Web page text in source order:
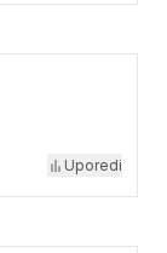
Uporedi